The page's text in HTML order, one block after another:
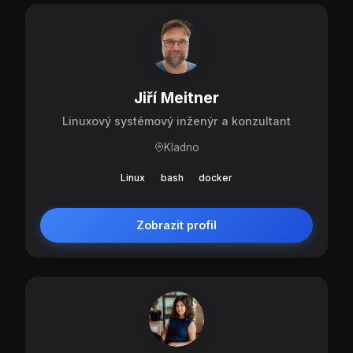
Jiří Meitner
Linuxový systémový inženýr a konzultant
Kladno
Linux bash docker
Zobrazit profil